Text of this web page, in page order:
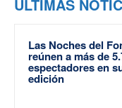
ÚLTIMAS
Las Noches del
reúnen a más de
espectadores en
edición